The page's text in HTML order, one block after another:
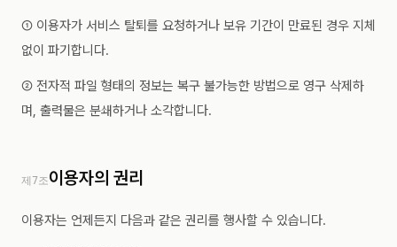
① 이용자가 서비스 탈퇴를 요청하거나 보유 기간이 만료된 경우 지체
없이 파기합니다.
② 전자적 파일 형태의 정보는 복구 불가능한 방법으로 영구 삭제하
며, 출력물은 분쇄하거나 소각합니다.
제7조이용자의 권리
이용자는 언제든지 다음과 같은 권리를 행사할 수 있습니다.